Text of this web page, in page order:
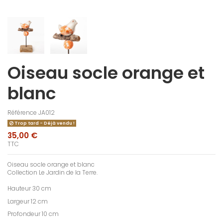
Oiseau socle orange et
blanc
Référence JA012
Trop tard - Déjà vendu !
35,00 €
TTC
Oiseau socle orange et blanc
Collection Le Jardin de la Terre.
Hauteur 30 cm
Largeur 12 cm
Profondeur 10 cm